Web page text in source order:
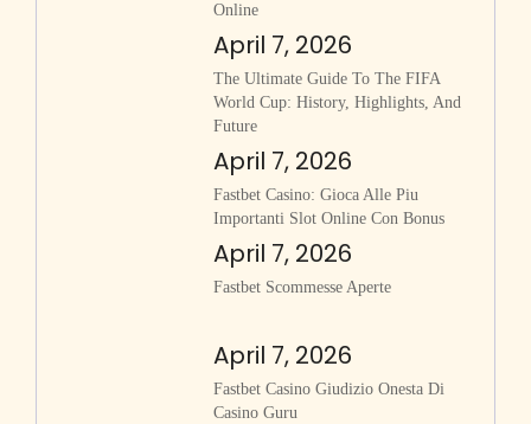
Online
April 7, 2026
The Ultimate Guide To The FIFA
World Cup: History, Highlights, And
Future
April 7, 2026
Fastbet Casino: Gioca Alle Piu
Importanti Slot Online Con Bonus
April 7, 2026
Fastbet Scommesse Aperte
April 7, 2026
Fastbet Casino Giudizio Onesta Di
Casino Guru